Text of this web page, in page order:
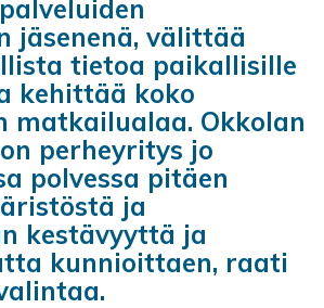
jäsenenä, välittää
tietoa paikallisille
kehittää koko
matkailualaa. Okkolan
perheyritys jo
polvessa pitäen
ja
kestävyyttä ja
kunnioittaen, raati